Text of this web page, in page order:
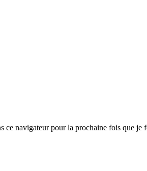
ce navigateur pour la prochaine fois que je